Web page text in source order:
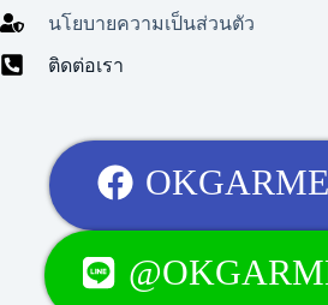
นโยบายความเป็นส่วนตัว
ติดต่อเรา